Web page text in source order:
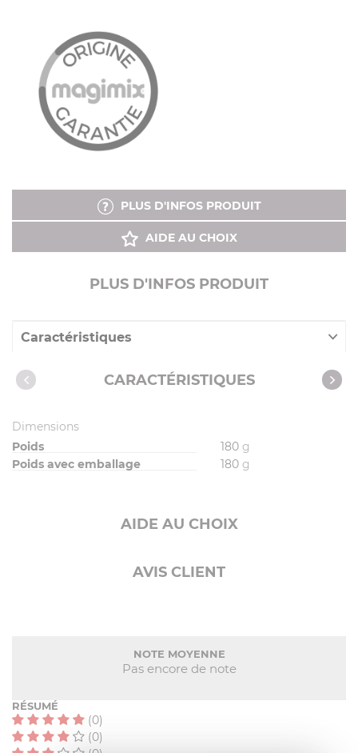
PLUS D'INFOS PRODUIT
AIDE AU CHOIX
PLUS D'INFOS PRODUIT
Caractéristiques
Produits compatiblesCARACTÉRISTIQUES
Dimensions
Poids
180 g
Poids avec emballage
180 g
AIDE AU CHOIX
AVIS CLIENT
NOTE MOYENNE
Pas encore de note
RÉSUMÉ
(0)
(0)